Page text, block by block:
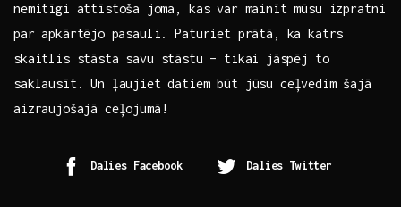
nemitīgi attīstoša⁤ joma, kas ‍var mainīt mūsu izpratni
par apkārtējo ⁤pasauli. ‌Paturiet prātā, ka ​katrs
skaitlis ‌stāsta savu stāstu⁤ – ‌tikai⁤ jāspēj to‍
saklausīt. Un ļaujiet datiem būt jūsu ceļvedim‍ šajā
aizraujošajā ceļojumā!
Dalies Facebook Dalies Twitter